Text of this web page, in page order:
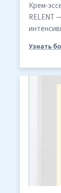
Крем-
RELENT
Узнать